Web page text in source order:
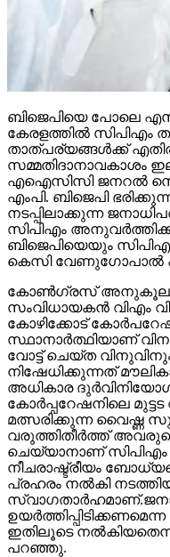
ബിജെപിയെ പോലെ
കേരളത്തില്‍ സിപിഎം
താത്പര്യങ്ങള്‍ക്ക്
സമ്മതിദാനാവകാശം
എഐസിസി ജനറല്‍
എംപി. ബിജെപി
നടപ്പിലാക്കുന്ന
സിപിഎം
ബിജെപിയെയും
കെസി വേണുഗോപാല്‍
കോണ്‍ഗ്രസ് അനുകൂല
സംവിധായകന്‍ വിഎം
കോഴിക്കോട്
സ്ഥാനാര്‍ത്ഥിയാണ്
വോട്ട് ചെയ്ത
നിഷേധിക്കുന്നത്
അധികാര
കോര്‍പ്പറേഷനിലെ
മത്സരിക്കുന്ന വൈഷ്ണ
വരുത്തിതീര്‍ത്ത്
ചെയ്യാനാണ് സിപിഎം
നീചരാഷ്ട്രീയം
പ്രഹരം നല്‍കി
ഇതിലൂടെ
പറഞ്ഞു.